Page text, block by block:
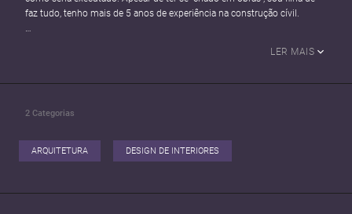
faz tudo, tenho mais de 5 anos de experiência na construção cívil.
-projetos complementares: interiores, paisagismo, luminotécnico,
-detalhamentos
-modelagem 3d (archicad, sketchup)
-diagramações
LER MAIS
2 Categorias
ARQUITETURA DESIGN DE INTERIORES